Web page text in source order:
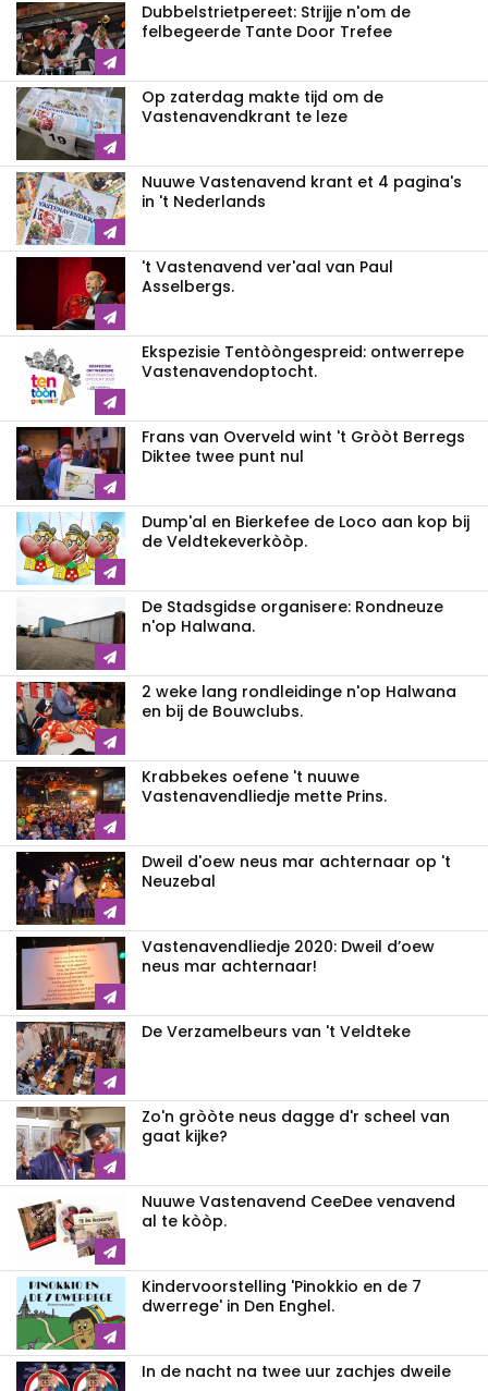
Dubbelstrietpereet: Strijje n'om de
felbegeerde Tante Door Trefee
Op zaterdag makte tijd om de
Vastenavendkrant te leze
Nuuwe Vastenavend krant et 4 pagina's
in 't Nederlands
't Vastenavend ver'aal van Paul
Asselbergs.
Ekspezisie Tentòòngespreid: ontwerrepe
Vastenavendoptocht.
Frans van Overveld wint 't Gròòt Berregs
Diktee twee punt nul
Dump'al en Bierkefee de Loco aan kop bij
de Veldtekeverkòòp.
De Stadsgidse organisere: Rondneuze
n'op Halwana.
2 weke lang rondleidinge n'op Halwana
en bij de Bouwclubs.
Krabbekes oefene 't nuuwe
Vastenavendliedje mette Prins.
Dweil d'oew neus mar achternaar op 't
Neuzebal
Vastenavendliedje 2020: Dweil d’oew
neus mar achternaar!
De Verzamelbeurs van 't Veldteke
Zo'n gròòte neus dagge d'r scheel van
gaat kijke?
Nuuwe Vastenavend CeeDee venavend
al te kòòp.
Kindervoorstelling 'Pinokkio en de 7
dwerrege' in Den Enghel.
In de nacht na twee uur zachjes dweile